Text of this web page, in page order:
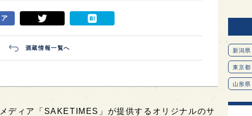
酒蔵情報一覧へ
ディア「SAKETIMES」が提供するオリジナルのサ
新潟県
東京都
山形県
愛知県